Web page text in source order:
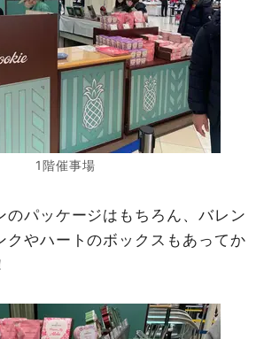
1階催事場
のパッケージはもちろん、バレン
クやハートのボックスもあってか